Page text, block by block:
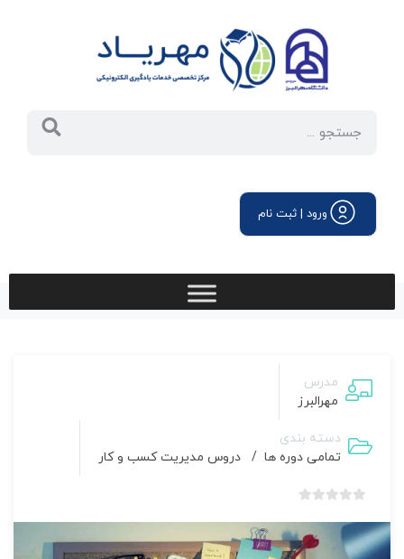
ورود | ثبت نام
مدرس
مهرالبرز
دسته بندی
تمامی دوره ها / دروس مدیریت کسب و کار
امتیاز
0